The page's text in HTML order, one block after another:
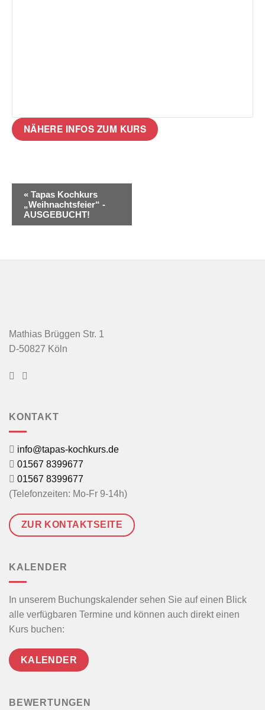
NÄHERE INFOS ZUM KURS
Veranstaltung
Navigation
« Tapas Kochkurs
„Weihnachtsfeier“ -
AUSGEBUCHT!
Mathias Brüggen Str. 1
D-50827 Köln
KONTAKT
info@tapas-kochkurs.de
01567 8399677
01567 8399677
(Telefonzeiten: Mo-Fr 9-14h)
ZUR KONTAKTSEITE
KALENDER
In unserem Buchungskalender sehen Sie auf einen Blick
alle verfügbaren Termine und können auch direkt einen
Kurs buchen:
KALENDER
BEWERTUNGEN